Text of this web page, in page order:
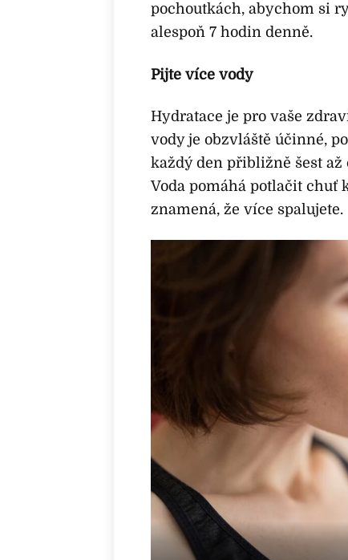
pochoutkách, abychom si
alespoň 7 hodin denně.
Pijte více vody
Hydratace je pro vaše
vody je obzvláště účinné,
každý den přibližně šest
Voda pomáhá potlačit chuť
znamená, že více spalujete.